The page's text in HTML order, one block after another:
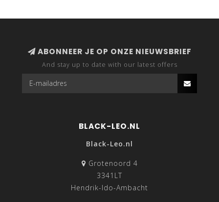
ABONNEER JE OP ONZE NIEUWSBRIEF
And stay up to date with our latest offers
BLACK-LEO.NL
Black-Leo.nl
Grotenoord 4
3341LT
Hendrik-Ido-Ambacht